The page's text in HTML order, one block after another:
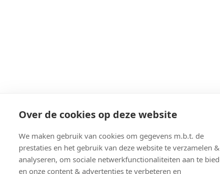
Over de cookies op deze website
We maken gebruik van cookies om gegevens m.b.t. de
prestaties en het gebruik van deze website te verzamelen &
analyseren, om sociale netwerkfunctionaliteiten aan te
en onze content & advertenties te verbeteren en